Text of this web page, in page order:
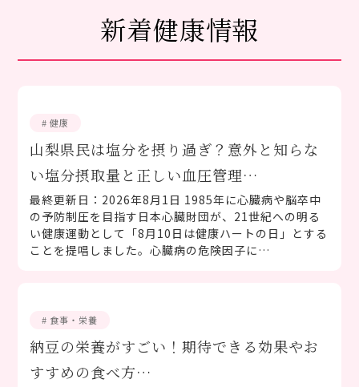
新着健康情報
# 健康
山梨県民は塩分を摂り過ぎ？意外と知らな
い塩分摂取量と正しい血圧管理…
最終更新日：2026年8月1日 1985年に心臓病や脳卒中
の予防制圧を目指す日本心臓財団が、21世紀への明る
い健康運動として「8月10日は健康ハートの日」とする
ことを提唱しました。心臓病の危険因子に…
# 食事・栄養
納豆の栄養がすごい！期待できる効果やお
すすめの食べ方…